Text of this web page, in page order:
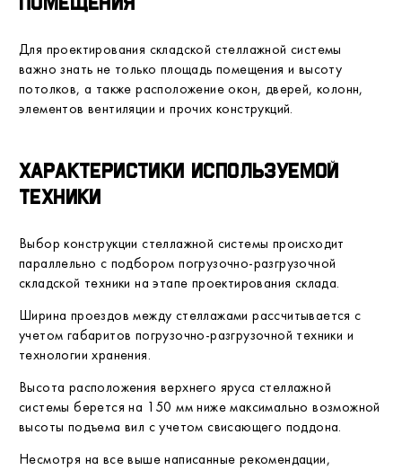
Для проектирования складской стеллажной системы
важно знать не только площадь помещения и высоту
потолков, а также расположение окон, дверей, колонн,
элементов вентиляции и прочих конструкций.
Характеристики используемой
техники
Выбор конструкции стеллажной системы происходит
параллельно с подбором погрузочно-разгрузочной
складской техники на этапе проектирования склада.
Ширина проездов между стеллажами рассчитывается с
учетом габаритов погрузочно-разгрузочной техники и
технологии хранения.
Высота расположения верхнего яруса стеллажной
системы берется на 150 мм ниже максимально возможной
высоты подъема вил с учетом свисающего поддона.
Несмотря на все выше написанные рекомендации,